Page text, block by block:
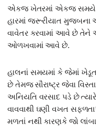
એકજ ખેતરમાં એકજ સમયે,
હારમાં જરૂરીયાત મુજબના
વાવેતર કરવામાં આવે છે તેને
ઓળખવામાં આવે છે.
હાલનાં સમયમાં કે જેમાં
છે તેમજ સૌરાષ્ટ્ર જેવા
અનિયતિ વરસાદ પડે છે
વાવવાથી ઘણી વખત
મળતાં નથી કારણકે જો